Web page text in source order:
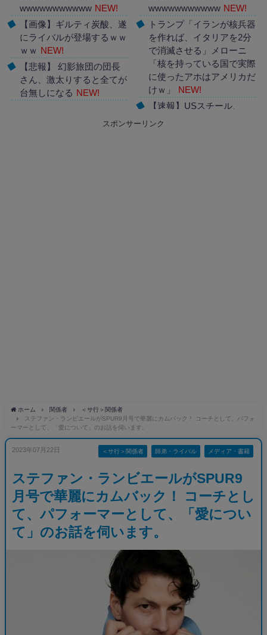
wwwwwwwwwww NEW!
【画像】ギルティ炭酸、遂
にライバルが登場するｗｗ
ｗｗ NEW!
【悲報】 幻影旅団の団長
さん、激太りすると全てが
台無しになる NEW!
wwwwwwwwwww NEW!
トランプ「イランが核兵器
を作れば、イタリアを2分
で消滅させる」メローニ
「核を持っている国で実際
に使ったアホはアメリカだ
けｗ」
NEW!
【速報】USスチール、
1800億円の黒字
スポンサーリンク
ホーム 関係者
＜サ行＞関係者
ステファン・ランビエールがSPUR9月号で華麗にカムバック！ コーチとして、パフォ
ーマーとして、「愛について」のお話を伺います。
2023年07月22日 ＜サ行＞関係者 師弟・ライバル メディア・書籍
ステファン・ランビエールがSPUR9
月号で華麗にカムバック！ コーチとし
て、パフォーマーとして、「愛につい
て」のお話を伺います。